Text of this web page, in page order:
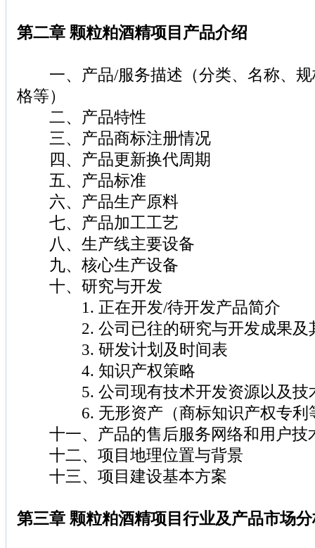
第二章 颗粒粕酒精项目产品介绍
一、产品/服务描述（分类、名称、规
格等）
二、产品特性
三、产品商标注册情况
四、产品更新换代周期
五、产品标准
六、产品生产原料
七、产品加工工艺
八、生产线主要设备
九、核心生产设备
十、研究与开发
1. 正在开发/待开发产品简介
2. 公司已往的研究与开发成果及
3. 研发计划及时间表
4. 知识产权策略
5. 公司现有技术开发资源以及技
6. 无形资产（商标知识产权专利
十一、产品的售后服务网络和用户技
十二、项目地理位置与背景
十三、项目建设基本方案
第三章 颗粒粕酒精项目行业及产品市场